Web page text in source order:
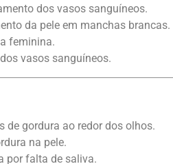
dos vasos sanguíneos.
da pele em manchas brancas.
feminina.
vasos sanguíneos.
de gordura ao redor dos olhos.
na pele.
por falta de saliva.